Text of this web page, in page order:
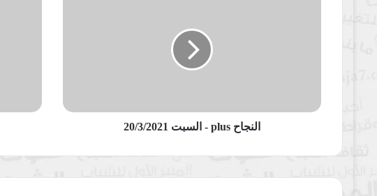
النجاح plus - السبت 20/3/2021